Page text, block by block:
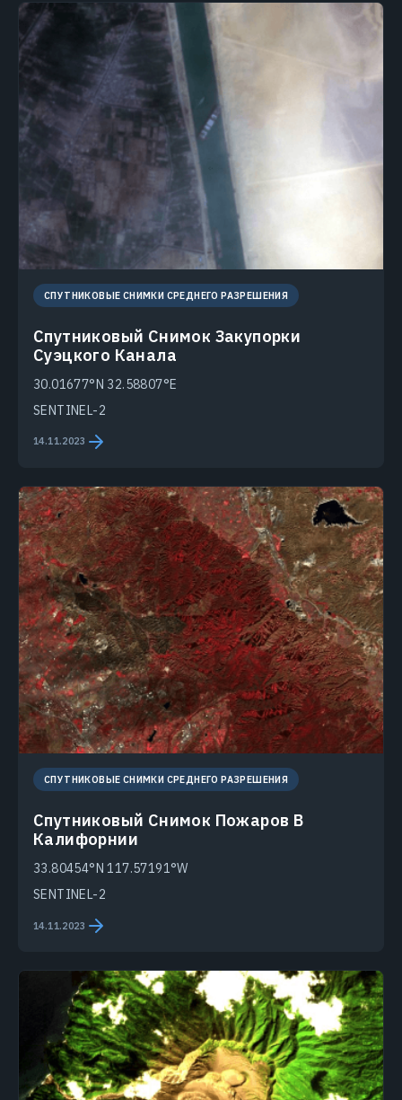
СПУТНИКОВЫЕ СНИМКИ СРЕДНЕГО РАЗРЕШЕНИЯ
Спутниковый Снимок Закупорки
Суэцкого Канала
30.01677°N 32.58807°E
SENTINEL-2
14.11.2023
СПУТНИКОВЫЕ СНИМКИ СРЕДНЕГО РАЗРЕШЕНИЯ
Спутниковый Снимок Пожаров В
Калифорнии
33.80454°N 117.57191°W
SENTINEL-2
14.11.2023